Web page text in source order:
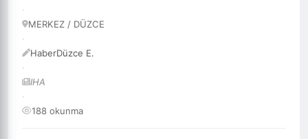
17.06.2026 - 13:37